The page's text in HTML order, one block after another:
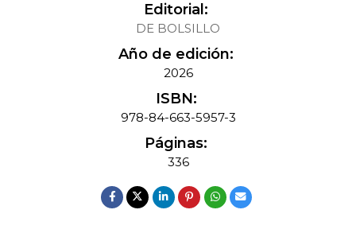
Editorial:
DE BOLSILLO
Año de edición:
2026
ISBN:
978-84-663-5957-3
Páginas:
336